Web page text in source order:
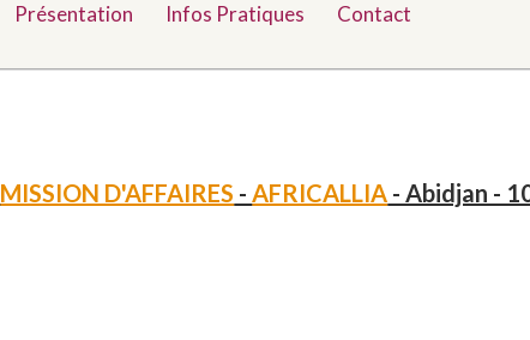
Présentation Infos Pratiques Contact
MISSION D'AFFAIRES -AFRICALLIA - Abidjan -